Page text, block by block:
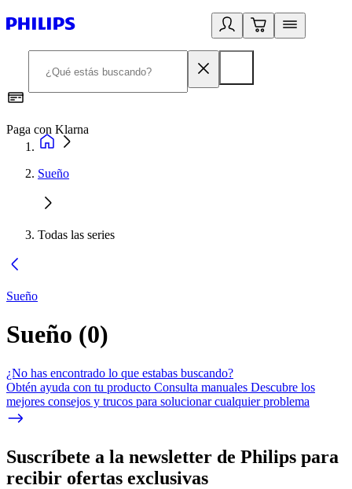
Paga con Klarna
Sueño
Todas las series
Sueño
Sueño (0)
¿No has encontrado lo que estabas buscando?
Obtén ayuda con tu producto Consulta manuales Descubre los
mejores consejos y trucos para solucionar cualquier problema
Suscríbete a la newsletter de Philips para
recibir ofertas exclusivas